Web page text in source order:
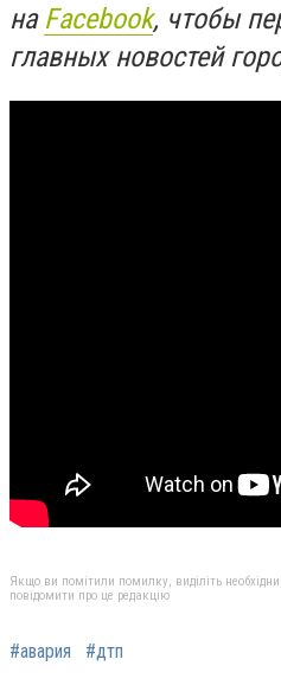
на Facebook, чтобы
главных новостей
Якщо ви помітили помилку, виділіть
повідомити про це редакцію
#авария #дтп